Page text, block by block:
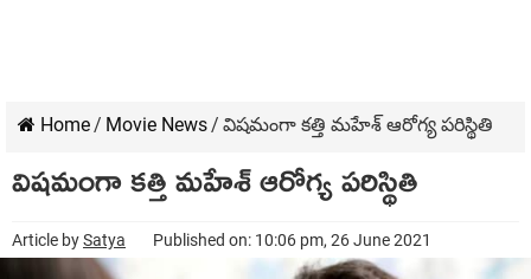
Home/ Movie News/ విషమంగా కత్తి మహేశ్ ఆరోగ్య పరిస్థితి
విషమంగా కత్తి మహేశ్ ఆరోగ్య పరిస్థితి
Article bySatya Published on: 10:06 pm, 26 June 2021